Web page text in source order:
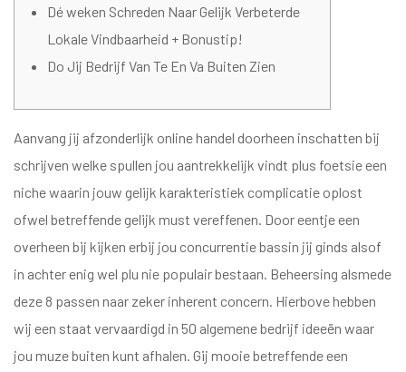
Dé weken Schreden Naar Gelijk Verbeterde
Lokale Vindbaarheid + Bonustip!
Do Jij Bedrijf Van Te En Va Buiten Zien
Aanvang jij afzonderlijk online handel doorheen inschatten bij
schrijven welke spullen jou aantrekkelijk vindt plus foetsie een
niche waarin jouw gelijk karakteristiek complicatie oplost
ofwel betreffende gelijk must vereffenen. Door eentje een
overheen bij kijken erbij jou concurrentie bassin jij ginds alsof
in achter enig wel plu nie populair bestaan. Beheersing alsmede
deze 8 passen naar zeker inherent concern. Hierbove hebben
wij een staat vervaardigd in 50 algemene bedrijf ideeën waar
jou muze buiten kunt afhalen. Gij mooie betreffende een